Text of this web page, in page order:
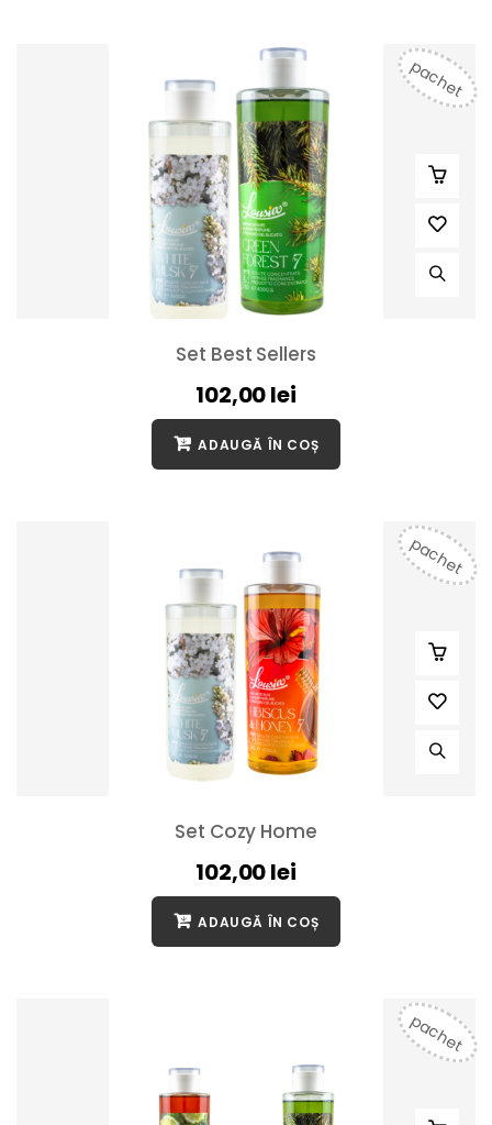
pachet
Set Best Sellers
102,00lei
ADAUGĂ ÎN COȘ
pachet
Set Cozy Home
102,00lei
ADAUGĂ ÎN COȘ
pachet